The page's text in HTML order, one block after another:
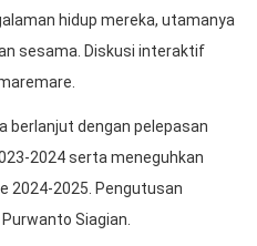
hidup mereka, utamanya
sesama. Diskusi interaktif
berlanjut dengan pelepasan
2024 serta meneguhkan
2024-2025. Pengutusan
Siagian.